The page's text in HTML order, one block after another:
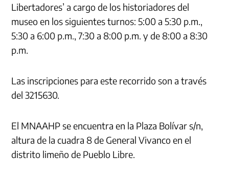
Libertadores’ a cargo de los historiadores del
museo en los siguientes turnos: 5:00 a 5:30 p.m.,
5:30 a 6:00 p.m., 7:30 a 8:00 p.m. y de 8:00 a 8:30
p.m.
Las inscripciones para este recorrido son a través
del 3215630.
El MNAAHP se encuentra en la Plaza Bolívar s/n,
altura de la cuadra 8 de General Vivanco en el
distrito limeño de Pueblo Libre.